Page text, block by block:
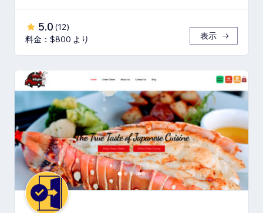
5.0 (12)
料金：$800 より
表示